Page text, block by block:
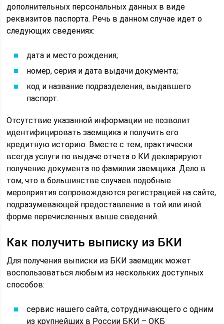
дополнительных персональных данных в виде
реквизитов паспорта. Речь в данном случае идет о
следующих сведениях:
дата и место рождения;
номер, серия и дата выдачи документа;
код и название подразделения, выдавшего
паспорт.
Отсутствие указанной информации не позволит
идентифицировать заемщика и получить его
кредитную историю. Вместе с тем, практически
всегда услуги по выдаче отчета о КИ декларируют
получение документа по фамилии заемщика. Дело в
том, что в большинстве случаев подобные
мероприятия сопровождаются регистрацией на сайте,
подразумевающей предоставление в той или иной
форме перечисленных выше сведений.
Как получить выписку из БКИ
Для получения выписки из БКИ заемщик может
воспользоваться любым из нескольких доступных
способов:
сервис нашего сайта, сотрудничающего с одним
из крупнейших в России БКИ – ОКБ